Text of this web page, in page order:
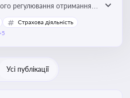
регулювання отримання,
ліцензій і дозволів,
господарської
Страхова діяльність
Усі публікації